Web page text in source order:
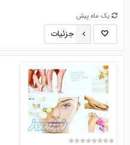
یک ماه پیش
جزئیات